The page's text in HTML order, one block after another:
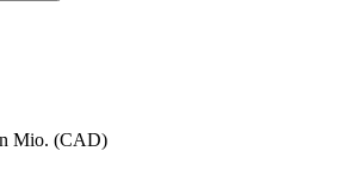
Mio. (CAD)